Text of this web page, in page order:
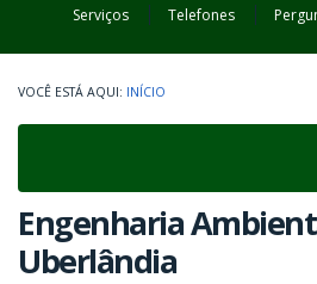
Serviços Telefones
INÍCIO
Engenharia
Uberlândia